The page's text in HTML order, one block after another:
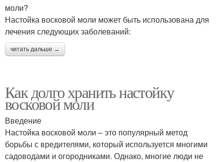
моли?
Настойка восковой моли может быть использована для
лечения следующих заболеваний:
читать дальше →
Как долго хранить настойку
восковой моли
Введение
Настойка восковой моли – это популярный метод
борьбы с вредителями, который используется многими
садоводами и огородниками. Однако, многие люди не